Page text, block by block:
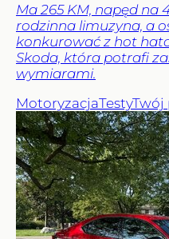
Ma 265 KM, napęd na
rodzinna limuzyna, a
konkurować z hot
Skoda, która potrafi
wymiarami.
MotoryzacjaTestyTwój